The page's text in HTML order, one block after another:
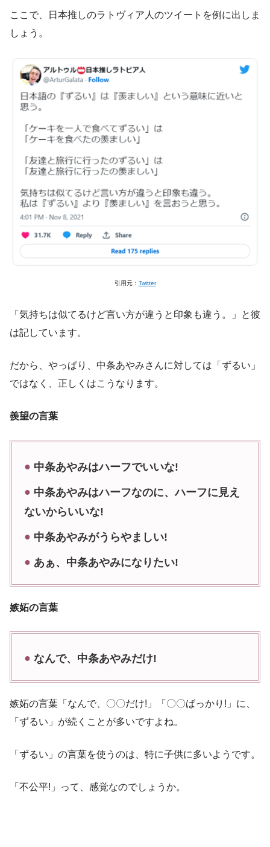
ここで、日本推しのラトヴィア人のツイートを例に出しま
しょう。
引用元： Twitter
「気持ちは似てるけど言い方が違うと印象も違う。」と彼
は記しています。
だから、やっぱり、中条あやみさんに対しては「ずるい」
ではなく、正しくはこうなります。
羨望の言葉
中条あやみはハーフでいいな!
中条あやみはハーフなのに、ハーフに見え
ないからいいな!
中条あやみがうらやましい!
あぁ、中条あやみになりたい!
嫉妬の言葉
なんで、中条あやみだけ!
嫉妬の言葉「なんで、〇〇だけ!」「〇〇ばっかり!」に、
「ずるい」が続くことが多いですよね。
「ずるい」の言葉を使うのは、特に子供に多いようです。
「不公平!」って、感覚なのでしょうか。